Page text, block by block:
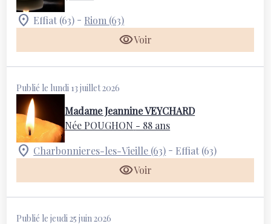
Effiat (63) - Riom (63)
Voir
Publié le lundi 13 juillet 2026
Madame Jeannine VEYCHARD
Née POUGHON - 88 ans
Charbonnieres-les-Vieille (63) - Effiat (63)
Voir
Publié le jeudi 25 juin 2026